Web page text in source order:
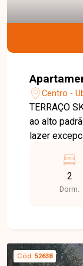
Centro -
TERRAÇO SKY O design
ao alto
lazer
Sky,
uma
distribuídos
2
Dorm.
Cód. 52638